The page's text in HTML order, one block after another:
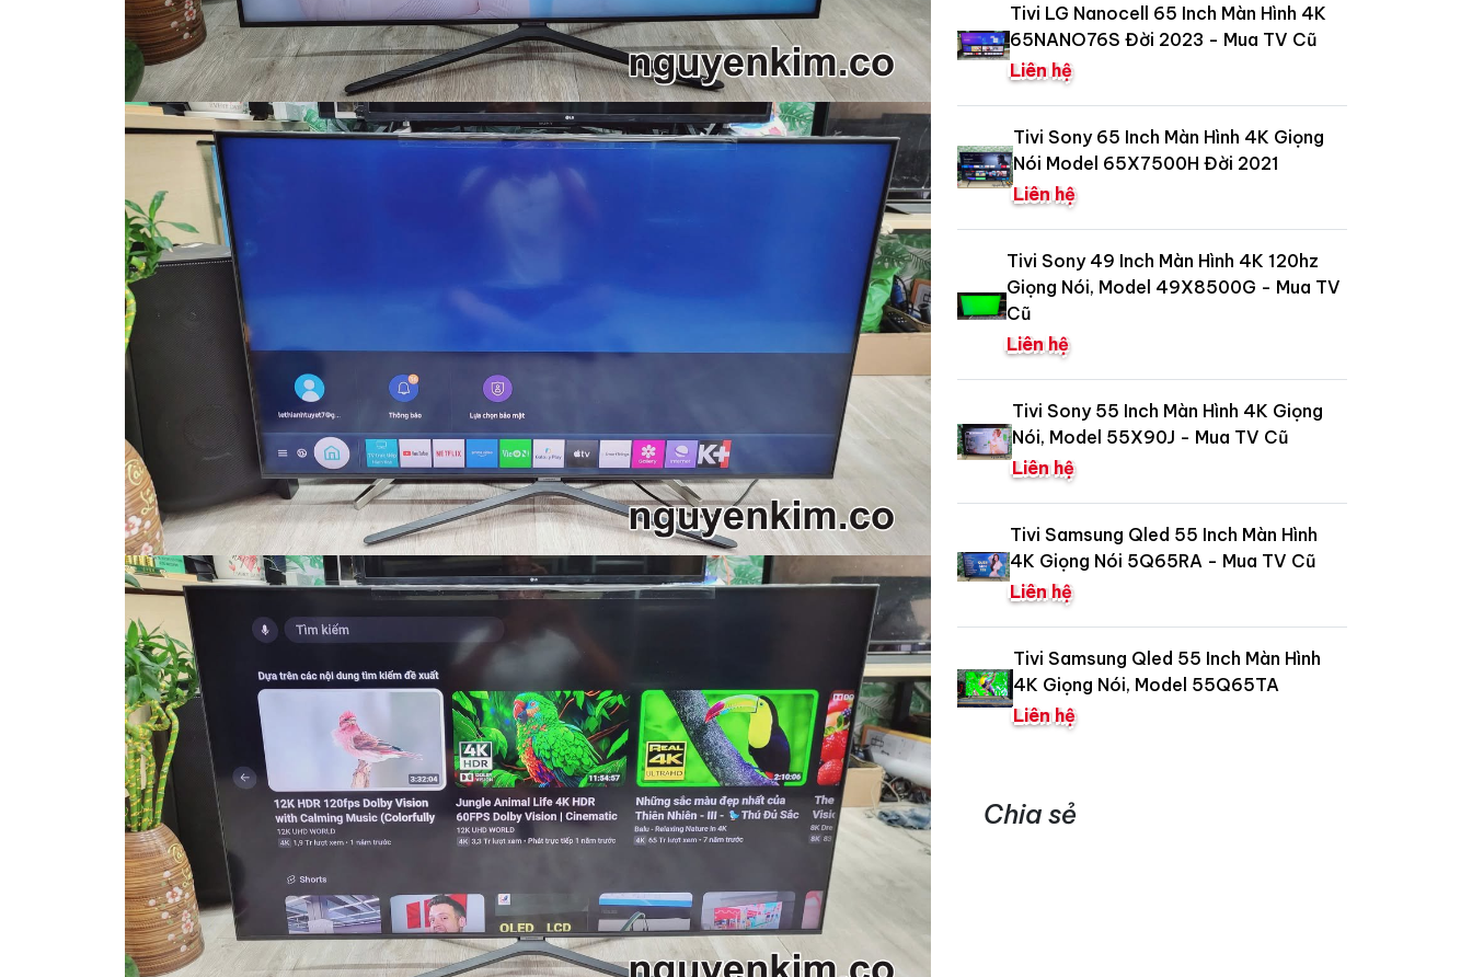
Tivi LG Nanocell 65 Inch Màn Hình 4K
65NANO76S Đời 2023 - Mua TV Cũ
Liên hệ
Tivi Sony 65 Inch Màn Hình 4K Giọng
Nói Model 65X7500H Đời 2021
Liên hệ
Tivi Sony 49 Inch Màn Hình 4K 120hz
Giọng Nói, Model 49X8500G - Mua TV
Cũ
Liên hệ
Tivi Sony 55 Inch Màn Hình 4K Giọng
Nói, Model 55X90J - Mua TV Cũ
Liên hệ
Tivi Samsung Qled 55 Inch Màn Hình
4K Giọng Nói 5Q65RA - Mua TV Cũ
Liên hệ
Tivi Samsung Qled 55 Inch Màn Hình
4K Giọng Nói, Model 55Q65TA
Liên hệ
Chia sẻ